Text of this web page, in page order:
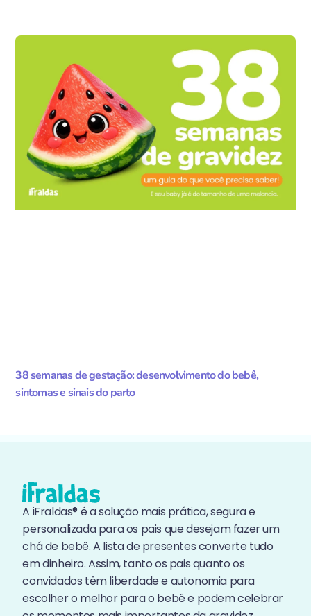
38 semanas de gestação: desenvolvimento do bebê,
sintomas e sinais do parto
A iFraldas® é a solução mais prática, segura e
personalizada para os pais que desejam fazer um
chá de bebê. A lista de presentes converte tudo
em dinheiro. Assim, tanto os pais quanto os
convidados têm liberdade e autonomia para
escolher o melhor para o bebê e podem celebrar